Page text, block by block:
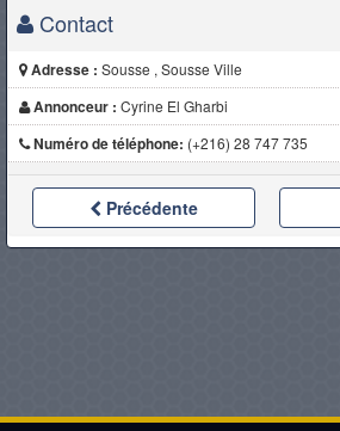
Contact
Adresse : Sousse , Sousse Ville
Annonceur : Cyrine El Gharbi
Numéro de téléphone: (+216) 28 747 735
Précédente